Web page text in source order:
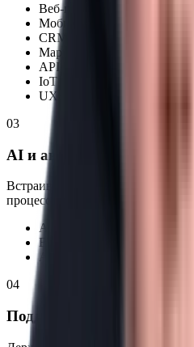
Веб-приложение
Мобильное приложение
CRM / ERP
Маркетплейс
API / Интеграции
IoT
UX/UI-дизайн
03
AI и автоматизация
Встраиваем прикладной AI в
процессов — там, где он
AI/ML-модуль
BI и аналитика
Автоматизация процессов
04
Поддержка и развитие